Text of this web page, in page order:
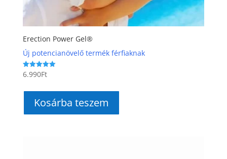
Erection Power Gel®
Új potencianövelő termék férfiaknak
Értékelés:
5.00
6.990Ft
Kosárba teszem